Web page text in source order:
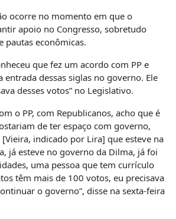
ocorre no momento em que o
apoio no Congresso, sobretudo
pautas econômicas.
que fez um acordo com PP e
entrada dessas siglas no governo. Ele
desses votos” no Legislativo.
o PP, com Republicanos, acho que é
de ter espaço com governo,
indicado por Lira] que esteve na
já esteve no governo da Dilma, já foi
uma pessoa que tem currículo
têm mais de 100 votos, eu precisava
o governo”, disse na sexta-feira